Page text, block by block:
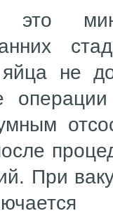
это
яйца не
При